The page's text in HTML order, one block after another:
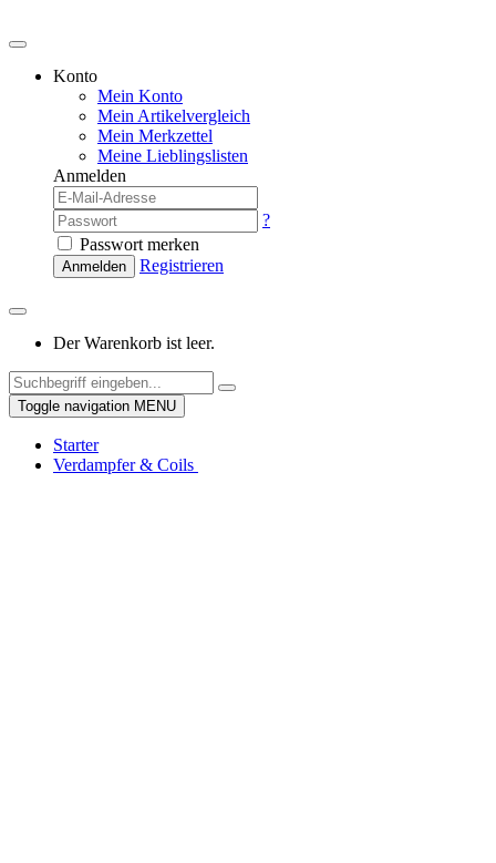
Konto
Mein Konto
Mein Artikelvergleich
Mein Merkzettel
Meine Lieblingslisten
Anmelden
?
Passwort merken
Anmelden Registrieren
Der Warenkorb ist leer.
Toggle navigation MENU
Starter
Verdampfer & Coils